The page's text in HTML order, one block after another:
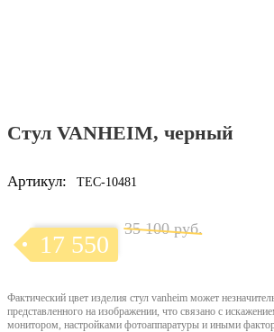
Стул VANHEIM, черный
Артикул: TEC-10481
17 550
35 100 руб.
Фактический цвет изделия стул vanheim может
представленного на изображении, что связано с
монитором, настройками фотоаппаратуры и иными